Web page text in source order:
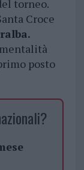
torneo.
Croce
posto